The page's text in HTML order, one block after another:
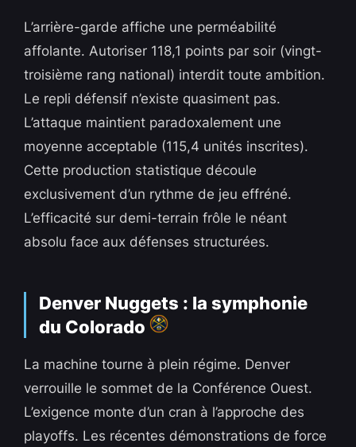
L’arrière-garde affiche une perméabilité
affolante. Autoriser 118,1 points par soir (vingt-
troisième rang national) interdit toute ambition.
Le repli défensif n’existe quasiment pas.
L’attaque maintient paradoxalement une
moyenne acceptable (115,4 unités inscrites).
Cette production statistique découle
exclusivement d’un rythme de jeu effréné.
L’efficacité sur demi-terrain frôle le néant
absolu face aux défenses structurées.
Denver Nuggets : la symphonie
du Colorado
La machine tourne à plein régime. Denver
verrouille le sommet de la Conférence Ouest.
L’exigence monte d’un cran à l’approche des
playoffs. Les récentes démonstrations de force